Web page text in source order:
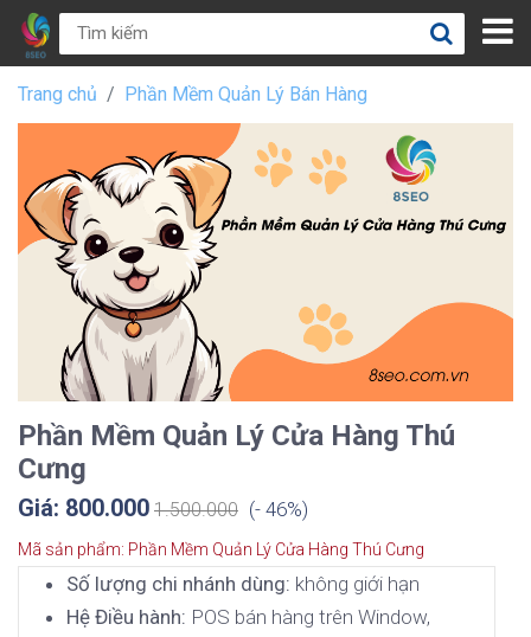
Trang chủ Phần Mềm Quản Lý Bán Hàng
Phần Mềm Quản Lý Cửa Hàng Thú
Cưng
Giá: 800.000 1.500.000 (- 46%)
Mã sản phẩm: Phần Mềm Quản Lý Cửa Hàng Thú Cưng
Số lượng chi nhánh dùng: không giới hạn
Hệ Điều hành: POS bán hàng trên Window,